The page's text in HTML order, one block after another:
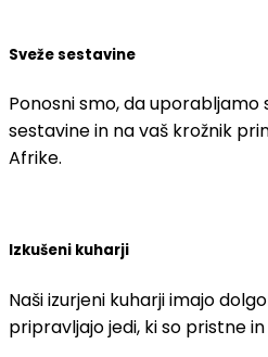
Sveže sestavine
Ponosni smo, da uporabljamo
sestavine in na vaš krožnik
Afrike.
Izkušeni kuharji
Naši izurjeni kuharji imajo
pripravljajo jedi, ki so pristne in